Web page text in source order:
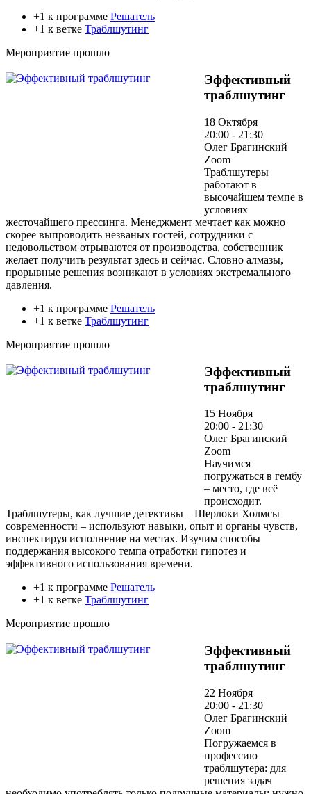
+1 к программе Решатель
+1 к ветке Траблшутинг
Мероприятие прошло
Эффективный
траблшутинг
18 Октября
20:00 - 21:30
Олег Брагинский
Zoom
Траблшутеры
работают в
высочайшем темпе в
условиях
жесточайшего прессинга. Менеджмент мечтает как можно
скорее выпроводить незваных гостей, сотрудники с
недовольством отрываются от производства, собственник
желает получить результат здесь и сейчас. Словно алмазы,
прорывные решения возникают в условиях экстремального
давления.
+1 к программе Решатель
+1 к ветке Траблшутинг
Мероприятие прошло
Эффективный
траблшутинг
15 Ноября
20:00 - 21:30
Олег Брагинский
Zoom
Научимся
погружаться в гембу
– место, где всё
происходит.
Траблшутеры, как лучшие детективы – Шерлоки Холмсы
современности – используют навыки, опыт и органы чувств,
инспектируя исполнение на местах. Изучим способы
поддержания высокого темпа отработки гипотез и
эффективного использования времени.
+1 к программе Решатель
+1 к ветке Траблшутинг
Мероприятие прошло
Эффективный
траблшутинг
22 Ноября
20:00 - 21:30
Олег Брагинский
Zoom
Погружаемся в
профессию
траблшутера: для
решения задач